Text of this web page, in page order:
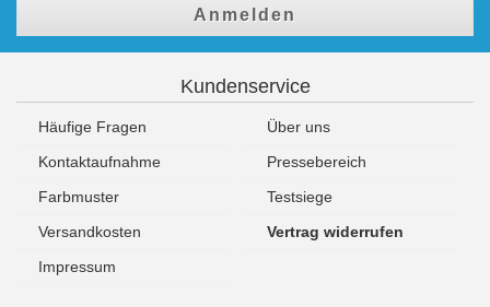
Anmelden
Kundenservice
Häufige Fragen
Über uns
Kontaktaufnahme
Pressebereich
Farbmuster
Testsiege
Versandkosten
Vertrag widerrufen
Impressum